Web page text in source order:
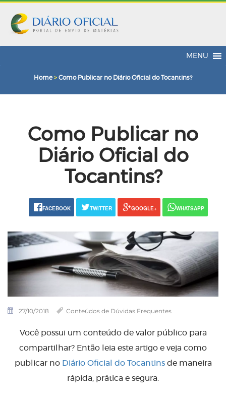
MENU
Home > Como Publicar no Diário Oficial do Tocantins?
Como Publicar no
Diário Oficial do
Tocantins?
FACEBOOK TWITTER GOOGLE+ WHATSAPP
27/10/2018 Conteúdos de Dúvidas Frequentes
Você possui um conteúdo de valor público para
compartilhar? Então leia este artigo e veja como
publicar no Diário Oficial do Tocantinsde maneira
rápida, prática e segura.